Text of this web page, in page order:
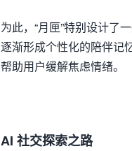
为此，“月匣”特别设计了
逐渐形成个性化的陪伴记
帮助用户缓解焦虑情绪。
AI 社交探索之路